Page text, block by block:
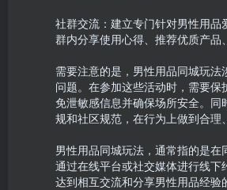
社群交流：建立专门针对男性用品
群内分享使用心得、推荐优质产品
需要注意的是，男性用品同城玩法
问题。在参加这些活动时，需要保
免泄敏感信息并确保场所安全。同
规和社区规范，在行为上做到合理
男性用品同城玩法，通常指的是在
通过在线平台或社交媒体进行线下
达到相互交流和分享男性用品经验